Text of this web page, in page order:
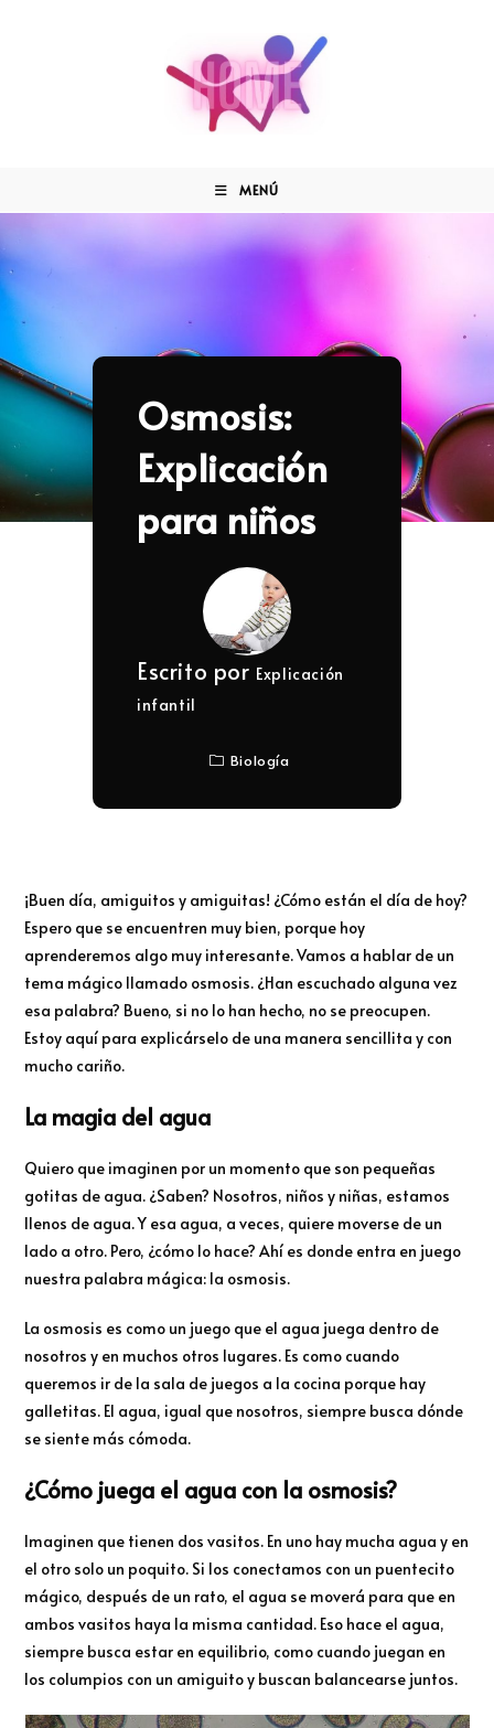
MENÚ
Osmosis:
Explicación
para niños
Escrito por Explicación
infantil
Biología
¡Buen día, amiguitos y amiguitas! ¿Cómo están el día de hoy?
Espero que se encuentren muy bien, porque hoy
aprenderemos algo muy interesante. Vamos a hablar de un
tema mágico llamado osmosis. ¿Han escuchado alguna vez
esa palabra? Bueno, si no lo han hecho, no se preocupen.
Estoy aquí para explicárselo de una manera sencillita y con
mucho cariño.
La magia del agua
Quiero que imaginen por un momento que son pequeñas
gotitas de agua. ¿Saben? Nosotros, niños y niñas, estamos
llenos de agua. Y esa agua, a veces, quiere moverse de un
lado a otro. Pero, ¿cómo lo hace? Ahí es donde entra en juego
nuestra palabra mágica: la osmosis.
La osmosis es como un juego que el agua juega dentro de
nosotros y en muchos otros lugares. Es como cuando
queremos ir de la sala de juegos a la cocina porque hay
galletitas. El agua, igual que nosotros, siempre busca dónde
se siente más cómoda.
¿Cómo juega el agua con la osmosis?
Imaginen que tienen dos vasitos. En uno hay mucha agua y en
el otro solo un poquito. Si los conectamos con un puentecito
mágico, después de un rato, el agua se moverá para que en
ambos vasitos haya la misma cantidad. Eso hace el agua,
siempre busca estar en equilibrio, como cuando juegan en
los columpios con un amiguito y buscan balancearse juntos.